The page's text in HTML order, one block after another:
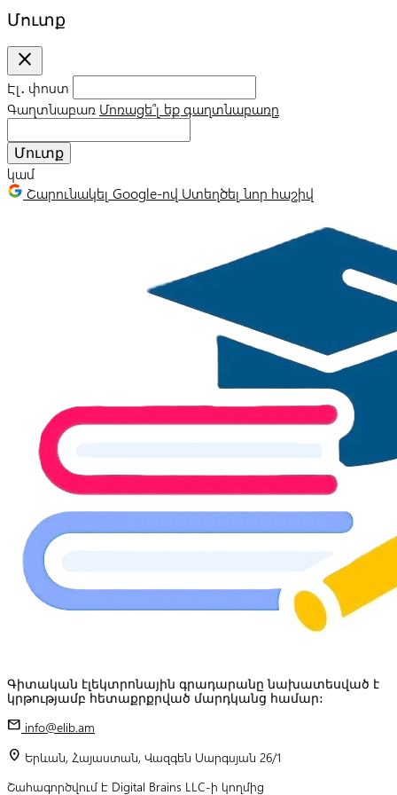
Մուտք
close
Էլ․ փոստ
Գաղտնաբառ Մոռացե՞լ եք գաղտնաբառը
Մուտք
կամ
Շարունակել Google-ով Ստեղծել նոր հաշիվ
Գիտական էլեկտրոնային գրադարանը նախատեսված է
կրթությամբ հետաքրքրված մարդկանց համար:
mail info@elib.am
location_on Երևան, Հայաստան, Վազգեն Սարգսյան 26/1
Շահագործվում է Digital Brains LLC-ի կողմից